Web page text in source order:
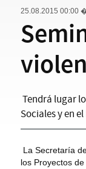
25.08.2015 00:00
Tendrá lugar
Sociales y en
La Secretaría
los Proyectos